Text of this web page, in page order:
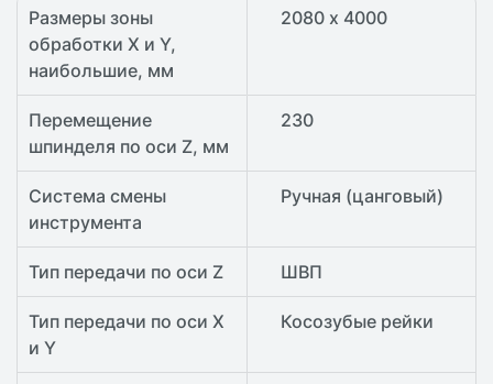
Размеры зоны
обработки X и Y,
наибольшие, мм
2080 х 4000
Перемещение
шпинделя по оси Z, мм
230
Система смены
инструмента
Ручная (цанговый)
Тип передачи по оси Z ШВП
Тип передачи по оси X
и Y
Косозубые рейки